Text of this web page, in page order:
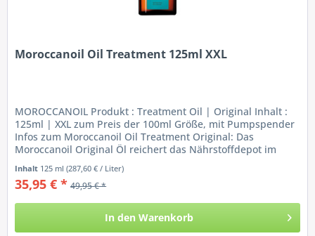
Moroccanoil Oil Treatment 125ml XXL
MOROCCANOIL Produkt : Treatment Oil | Original Inhalt :
125ml | XXL zum Preis der 100ml Größe, mit Pumpspender
Infos zum Moroccanoil Oil Treatment Original: Das
Moroccanoil Original Öl reichert das Nährstoffdepot im
Haar an. Es spendet...
Inhalt 125 ml(287,60 € / Liter)
35,95 € * 49,95 € *
In den Warenkorb